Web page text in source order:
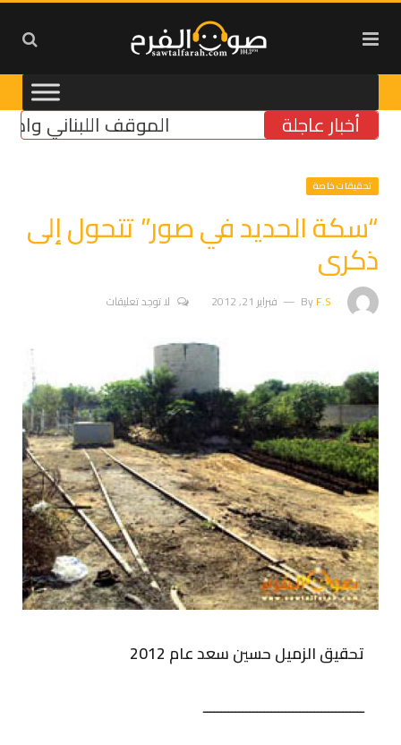
أخبار عاجلة الموقف اللبناني واضح
تحقيقات خاصة
“سكة الحديد في صور” تتحول إلى
ذكرى
ByF.S فبراير 21, 2012 لا توجد تعليقات
تحقيق الزميل حسين سعد عام 2012
ـــــــــــــــــــــــــــــــــــــــــــــ